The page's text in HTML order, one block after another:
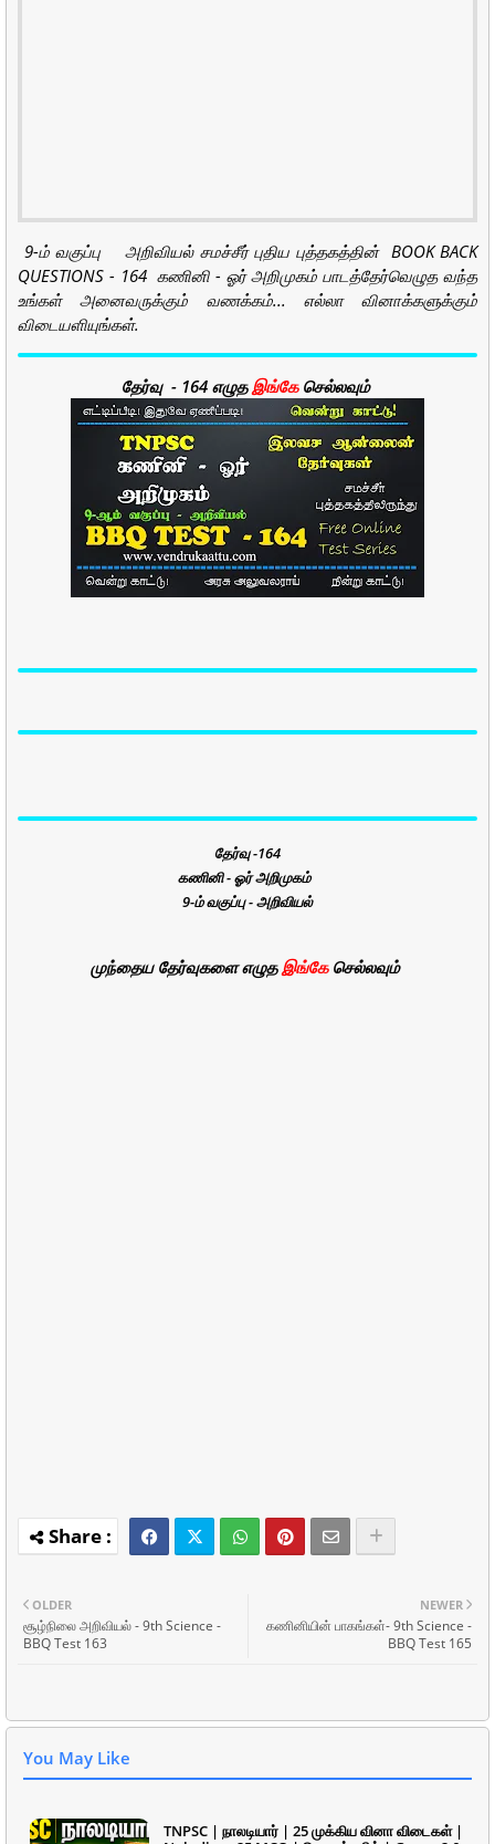
9-ம் வகுப்பு அறிவியல் சமச்சீர் புதிய புத்தகத்தின் BOOK BACK
QUESTIONS - 164 கணினி - ஓர் அறிமுகம் பாடத்தேர்வெழுத வந்த
உங்கள் அனைவருக்கும் வணக்கம்... எல்லா வினாக்களுக்கும்
விடையளியுங்கள்.
தேர்வு - 164 எழுதஇங்கே செல்லவும்
தேர்வு -164
கணினி - ஓர் அறிமுகம்
9-ம் வகுப்பு - அறிவியல்
முந்தைய தேர்வுகளை எழுதஇங்கே செல்லவும்
NEWER
கணினியின் பாகங்கள்- 9th Science -
BBQ Test 165
OLDER
சூழ்நிலை அறிவியல் - 9th Science -
BBQ Test 163
You May Like
TNPSC | நாலடியார் | 25 முக்கிய வினா விடைகள் |